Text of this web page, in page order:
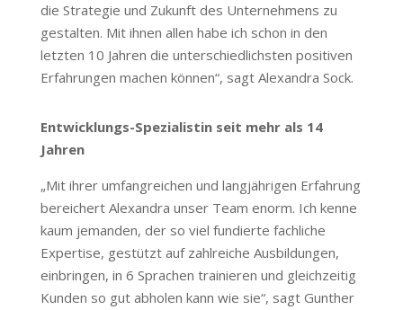
die Strategie und Zukunft des Unternehmens zu
gestalten. Mit ihnen allen habe ich schon in den
letzten 10 Jahren die unterschiedlichsten positiven
Erfahrungen machen können“, sagt Alexandra Sock.
Entwicklungs-Spezialistin seit mehr als 14
Jahren
„Mit ihrer umfangreichen und langjährigen Erfahrung
bereichert Alexandra unser Team enorm. Ich kenne
kaum jemanden, der so viel fundierte fachliche
Expertise, gestützt auf zahlreiche Ausbildungen,
einbringen, in 6 Sprachen trainieren und gleichzeitig
Kunden so gut abholen kann wie sie“, sagt Gunther